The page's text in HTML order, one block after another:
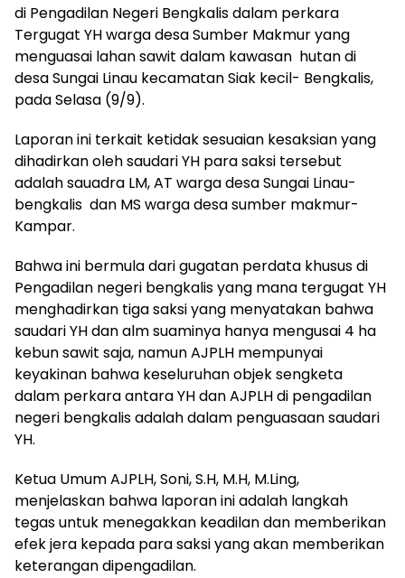
di Pengadilan Negeri Bengkalis dalam perkara
Tergugat YH warga desa Sumber Makmur yang
menguasai lahan sawit dalam kawasan hutan di
desa Sungai Linau kecamatan Siak kecil- Bengkalis,
pada Selasa (9/9).
Laporan ini terkait ketidak sesuaian kesaksian yang
dihadirkan oleh saudari YH para saksi tersebut
adalah sauadra LM, AT warga desa Sungai Linau-
bengkalis dan MS warga desa sumber makmur-
Kampar.
Bahwa ini bermula dari gugatan perdata khusus di
Pengadilan negeri bengkalis yang mana tergugat YH
menghadirkan tiga saksi yang menyatakan bahwa
saudari YH dan alm suaminya hanya mengusai 4 ha
kebun sawit saja, namun AJPLH mempunyai
keyakinan bahwa keseluruhan objek sengketa
dalam perkara antara YH dan AJPLH di pengadilan
negeri bengkalis adalah dalam penguasaan saudari
YH.
​Ketua Umum AJPLH, Soni, S.H, M.H, M.Ling,
menjelaskan bahwa laporan ini adalah langkah
tegas untuk menegakkan keadilan dan memberikan
efek jera kepada para saksi yang akan memberikan
keterangan dipengadilan.